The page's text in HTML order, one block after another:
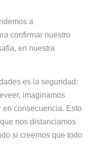
a
confirmar nuestro
en nuestra
es la seguridad;
imaginamos
en consecuencia. Esto
nos distanciamos
si creemos que todo